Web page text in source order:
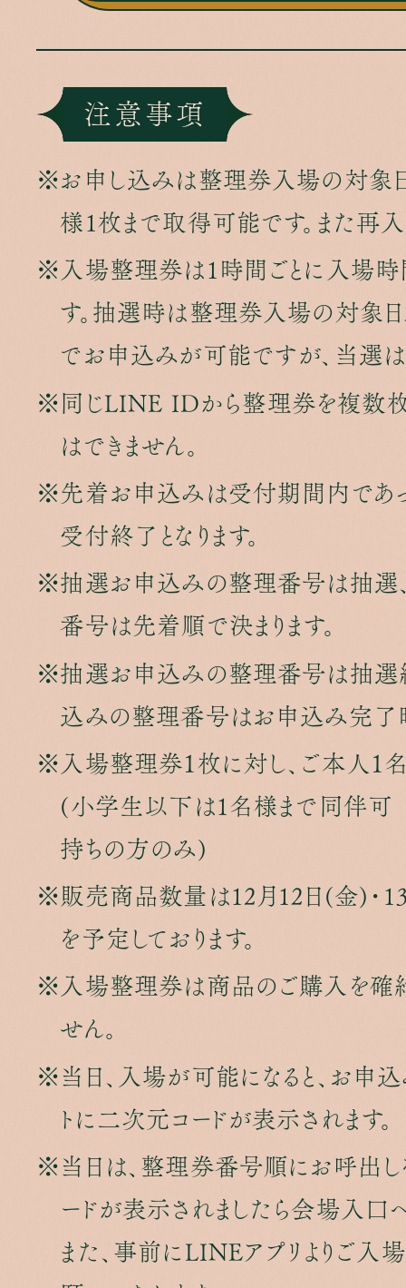
注意事項
お申し込みは整理券入場の対象
様1枚まで取得可能です。また再入
入場整理券は1時間ごとに入場時
す。抽選時は整理券入場の対象
でお申込みが可能ですが、当選は
同じLINE IDから整理券を複数枚
はできません。
先着お申込みは受付期間内であ
受付終了となります。
抽選お申込みの整理番号は抽選
番号は先着順で決まります。
抽選お申込みの整理番号は抽選
込みの整理番号はお申込み完了
入場整理券１枚に対し、ご本人１
(小学生以下は1名様まで同伴
持ちの方のみ)
販売商品数量は12月12日(金)・
を予定しております。
入場整理券は商品のご購入を確
せん。
当日、入場が可能になると、お申
トに二次元コードが表示されます。
当日は、整理券番号順にお呼出し
ードが表示されましたら会場入口
また、事前にLINEアプリよりご入